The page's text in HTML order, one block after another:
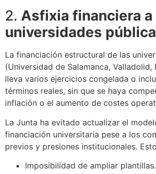
2. Asfixia financiera a
universidades
La financiación estructural de las
(Universidad de Salamanca, Valladolid,
lleva varios ejercicios congelada o
términos reales, sin que se haya
inflación o el aumento de costes
La Junta ha evitado actualizar el
financiación universitaria pese a los
previos y presiones institucionales.
Imposibilidad de ampliar plantillas.